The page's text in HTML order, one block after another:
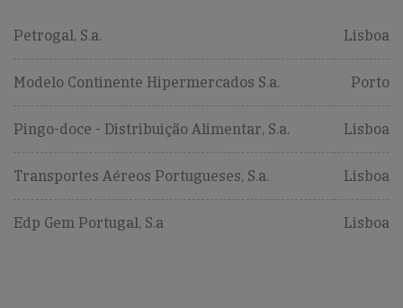
Petrogal, S.a. Lisboa
Modelo Continente Hipermercados S.a. Porto
Pingo-doce - Distribuição Alimentar, S.a. Lisboa
Transportes Aéreos Portugueses, S.a. Lisboa
Edp Gem Portugal, S.a Lisboa